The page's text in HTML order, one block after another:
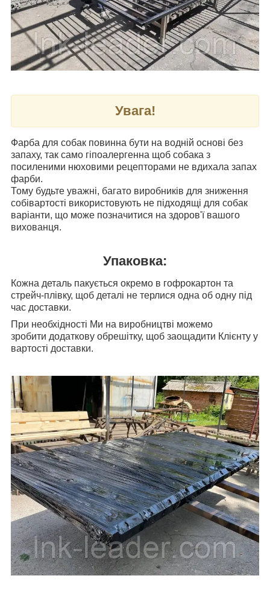
Увага!
Фарба для собак повинна бути на водній основі без
запаху, так само гіпоалергенна щоб собака з
посиленими нюховими рецепторами не вдихала запах
фарби.
Тому будьте уважні, багато виробників для зниження
собівартості використовують не підходящі для собак
варіанти, що може позначитися на здоров'ї вашого
вихованця.
Упаковка:
Кожна деталь пакується окремо в гофрокартон та
стрейч-плівку, щоб деталі не терлися одна об одну під
час доставки.
При необхідності Ми на виробництві можемо
зробити додаткову обрешітку, щоб заощадити Клієнту у
вартості доставки.